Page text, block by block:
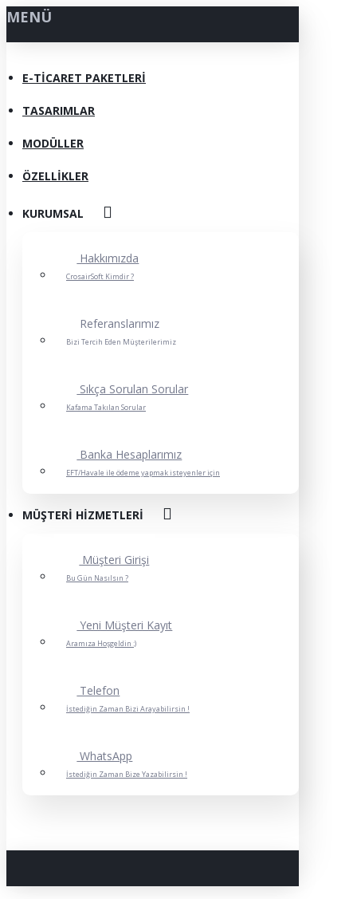
MENÜ
E-TICARET PAKETLERI
TASARIMLAR
MODÜLLER
ÖZELLIKLER
KURUMSAL
Hakkımızda
CrosairSoft Kimdir ?
Referanslarımız
Bizi Tercih Eden Müşterilerimiz
Sıkça Sorulan Sorular
Kafama Takılan Sorular
Banka Hesaplarımız
EFT/Havale ile ödeme yapmak isteyenler için
MÜŞTERI HIZMETLERI
Müşteri Girişi
Bu Gün Nasılsın ?
Yeni Müşteri Kayıt
Aramıza Hoşgeldin :)
Telefon
İstediğin Zaman Bizi Arayabilirsin !
WhatsApp
İstediğin Zaman Bize Yazabilirsin !